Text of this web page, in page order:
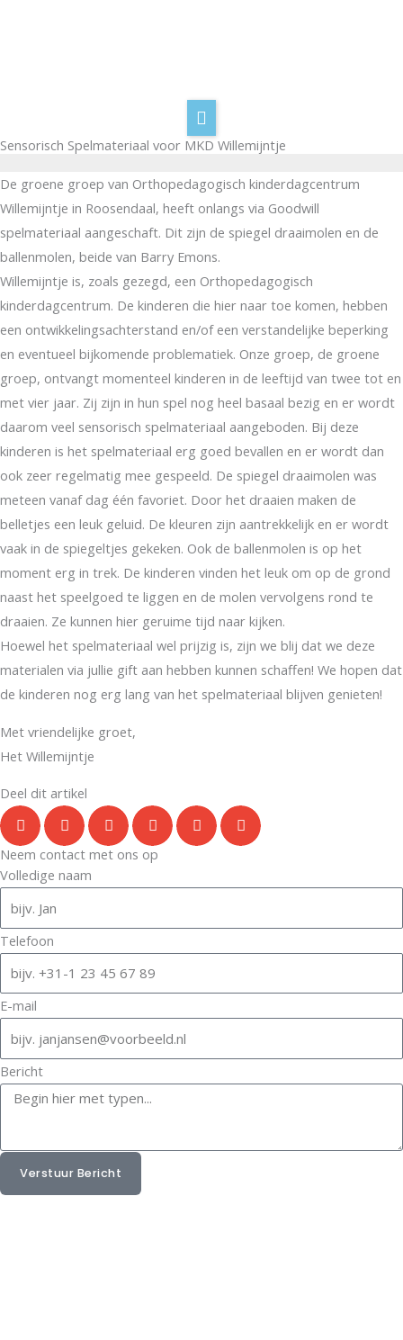
Sensorisch Spelmateriaal voor MKD Willemijntje
De groene groep van Orthopedagogisch kinderdagcentrum
Willemijntje in Roosendaal, heeft onlangs via Goodwill
spelmateriaal aangeschaft. Dit zijn de spiegel draaimolen en de
ballenmolen, beide van Barry Emons.
Willemijntje is, zoals gezegd, een Orthopedagogisch
kinderdagcentrum. De kinderen die hier naar toe komen, hebben
een ontwikkelingsachterstand en/of een verstandelijke beperking
en eventueel bijkomende problematiek. Onze groep, de groene
groep, ontvangt momenteel kinderen in de leeftijd van twee tot en
met vier jaar. Zij zijn in hun spel nog heel basaal bezig en er wordt
daarom veel sensorisch spelmateriaal aangeboden. Bij deze
kinderen is het spelmateriaal erg goed bevallen en er wordt dan
ook zeer regelmatig mee gespeeld. De spiegel draaimolen was
meteen vanaf dag één favoriet. Door het draaien maken de
belletjes een leuk geluid. De kleuren zijn aantrekkelijk en er wordt
vaak in de spiegeltjes gekeken. Ook de ballenmolen is op het
moment erg in trek. De kinderen vinden het leuk om op de grond
naast het speelgoed te liggen en de molen vervolgens rond te
draaien. Ze kunnen hier geruime tijd naar kijken.
Hoewel het spelmateriaal wel prijzig is, zijn we blij dat we deze
materialen via jullie gift aan hebben kunnen schaffen! We hopen dat
de kinderen nog erg lang van het spelmateriaal blijven genieten!
Met vriendelijke groet,
Het Willemijntje
Deel dit artikel
Neem contact met ons op
Volledige naam
Telefoon
E-mail
Bericht
Verstuur Bericht